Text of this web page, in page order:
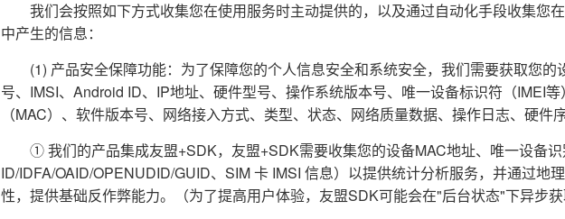
我们会按照如下方式收集您在使用服务时主动提供的，以及通过自动化手段收集您
中产生的信息：
(1) 产品安全保障功能：为了保障您的个人信息安全和系统安全，我们需要获取您的
号、IMSI、Android ID、IP地址、硬件型号、操作系统版本号、唯一设备标识符（IMEI
（MAC）、软件版本号、网络接入方式、类型、状态、网络质量数据、操作日志、硬件
① 我们的产品集成友盟+SDK，友盟+SDK需要收集您的设备MAC地址、唯一设备
ID/IDFA/OAID/OPENUDID/GUID、SIM 卡 IMSI 信息）以提供统计分析服务，并通过地
性，提供基础反作弊能力。（为了提高用户体验，友盟SDK可能会在"后台状态"下异步